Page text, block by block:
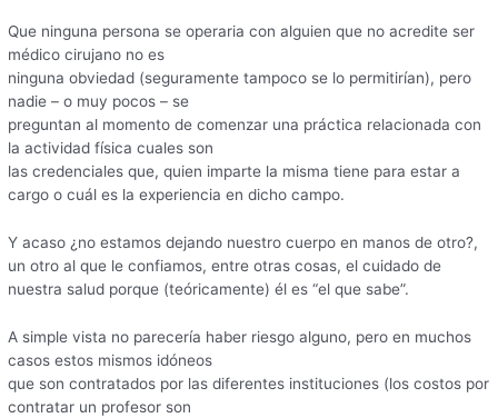
Que ninguna persona se operaria con alguien que no acredite ser
médico cirujano no es
ninguna obviedad (seguramente tampoco se lo permitirían), pero
nadie – o muy pocos – se
preguntan al momento de comenzar una práctica relacionada con
la actividad física cuales son
las credenciales que, quien imparte la misma tiene para estar a
cargo o cuál es la experiencia en dicho campo.
Y acaso ¿no estamos dejando nuestro cuerpo en manos de otro?,
un otro al que le confiamos, entre otras cosas, el cuidado de
nuestra salud porque (teóricamente) él es “el que sabe”.
A simple vista no parecería haber riesgo alguno, pero en muchos
casos estos mismos idóneos
que son contratados por las diferentes instituciones (los costos por
contratar un profesor son